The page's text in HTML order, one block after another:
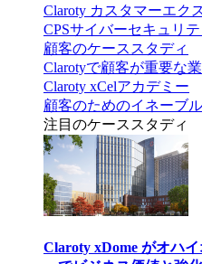
Claroty カスタマーエク
CPSサイバーセキュリ
顧客のケーススタディ
Clarotyで顧客が重要な
Claroty xCelアカデミー
顧客のためのイネーブ
注目のケーススタディ
Claroty xDome がオハ